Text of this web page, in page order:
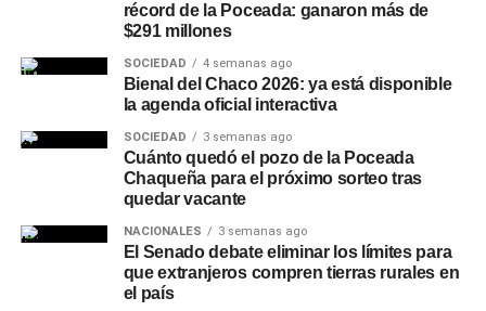
, Corrientes, Formosa, Misiones, Santa Fe y
Entre Ríos mantienen bajo vigilancia la evolución de las
lluvias y de los principales cursos de agua.
Uno de los principales riesgos asociados a períodos
prolongados de precipitaciones es la saturación de los
suelos, que puede favorecer anegamientos y complicar el
escurrimiento del agua, además de la preocupación por
ubicadas en zonas bajas. El escenario también será
seguido de cerca por el sector agropecuario, ya que una
mayor disponibilidad de humedad puede favorecer
récord de la Poceada: ganaron más de
$291 millones
SOCIEDAD 4 semanas ago
Bienal del Chaco 2026: ya está disponible
la agenda oficial interactiva
SOCIEDAD 3 semanas ago
Cuánto quedó el pozo de la Poceada
Chaqueña para el próximo sorteo tras
quedar vacante
NACIONALES 3 semanas ago
El Senado debate eliminar los límites para
que extranjeros compren tierras rurales en
el país